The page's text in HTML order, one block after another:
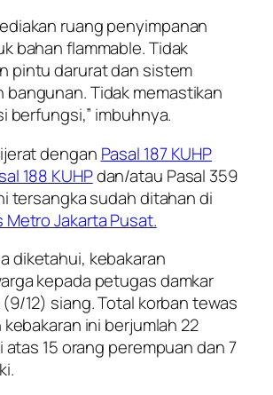
ruang penyimpanan
bahan flammable. Tidak
pintu darurat dan sistem
bangunan. Tidak memastikan
berfungsi,” imbuhnya.
dengan Pasal 187 KUHP
188 KUHPdan/atau Pasal 359
tersangka sudah ditahan di
Metro Jakarta Pusat.
diketahui, kebakaran
kepada petugas damkar
12) siang. Total korban tewas
ini berjumlah 22
15 orang perempuan dan 7